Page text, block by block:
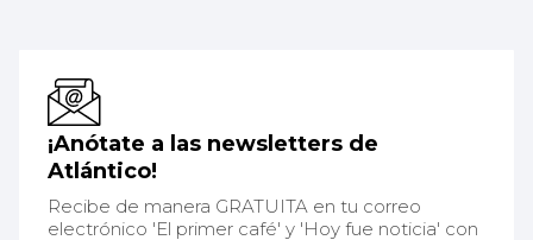
¡Anótate a las newsletters de
Atlántico!
Recibe de manera GRATUITA en tu correo
electrónico 'El primer café' y 'Hoy fue noticia' con